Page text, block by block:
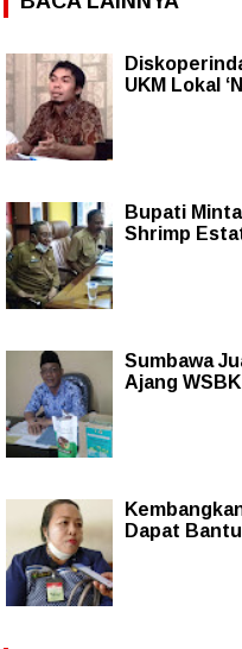
UKM Lokal
Bupati
Shrimp
Sumbawa
Ajang
Dapat